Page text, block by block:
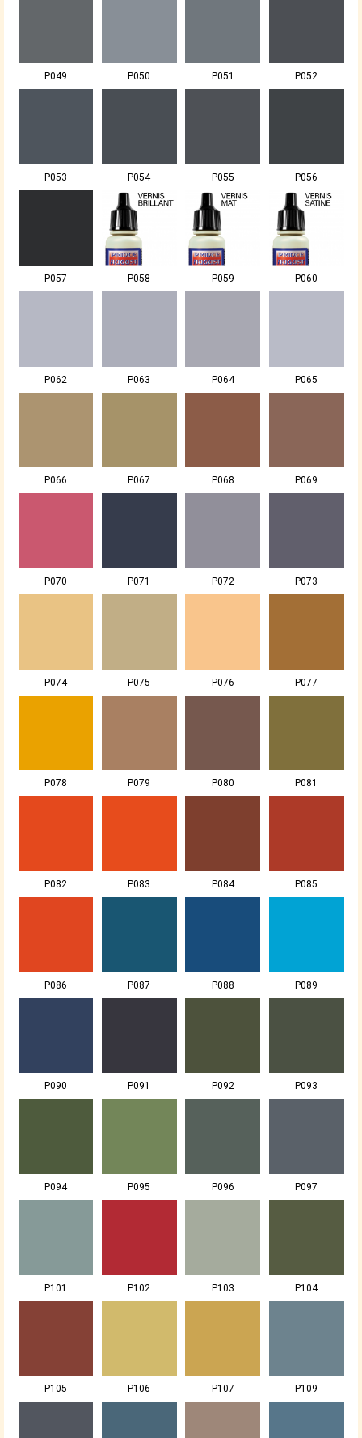
P049 P050 P051 P052
P053 P054 P055 P056
P057 P058 P059 P060
P062 P063 P064 P065
P066 P067 P068 P069
P070 P071 P072 P073
P074 P075 P076 P077
P078 P079 P080 P081
P082 P083 P084 P085
P086 P087 P088 P089
P090 P091 P092 P093
P094 P095 P096 P097
P101 P102 P103 P104
P105 P106 P107 P109